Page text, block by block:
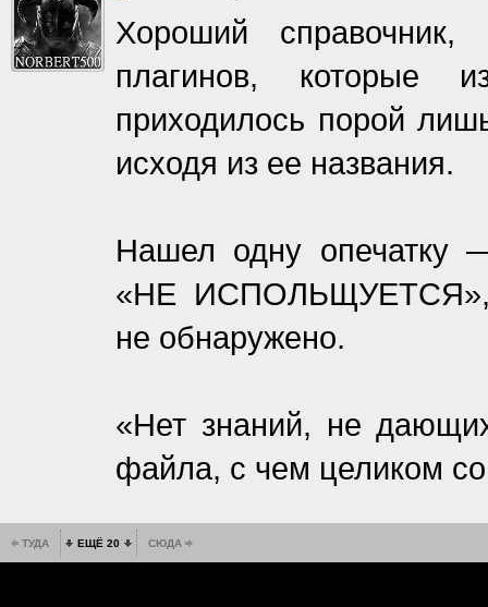
Хороший
плагинов, которые
приходилось порой
исходя из ее названия.
Нашел одну опечатку
«НЕ ИСПОЛЬЩУЕТСЯ»,
не обнаружено.
«Нет знаний, не
файла, с чем целиком
ТУДА ЕЩЁ 20 СЮДА